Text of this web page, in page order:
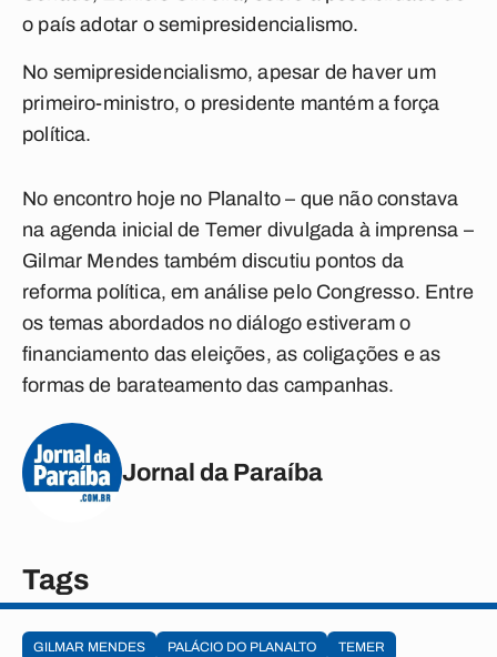
o país adotar o semipresidencialismo.
No semipresidencialismo, apesar de haver um
primeiro-ministro, o presidente mantém a força
política.
No encontro hoje no Planalto – que não constava
na agenda inicial de Temer divulgada à imprensa –
Gilmar Mendes também discutiu pontos da
reforma política, em análise pelo Congresso. Entre
os temas abordados no diálogo estiveram o
financiamento das eleições, as coligações e as
formas de barateamento das campanhas.
Jornal da Paraíba
Tags
GILMAR MENDES PALÁCIO DO PLANALTO TEMER